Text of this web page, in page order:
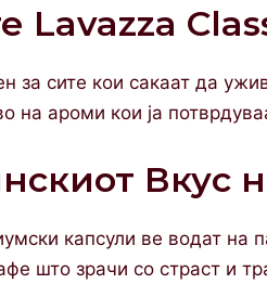
Lavazza
за сите кои сакаат да
на ароми кои ја
Вкус
капсули ве водат на
што зрачи со страст и